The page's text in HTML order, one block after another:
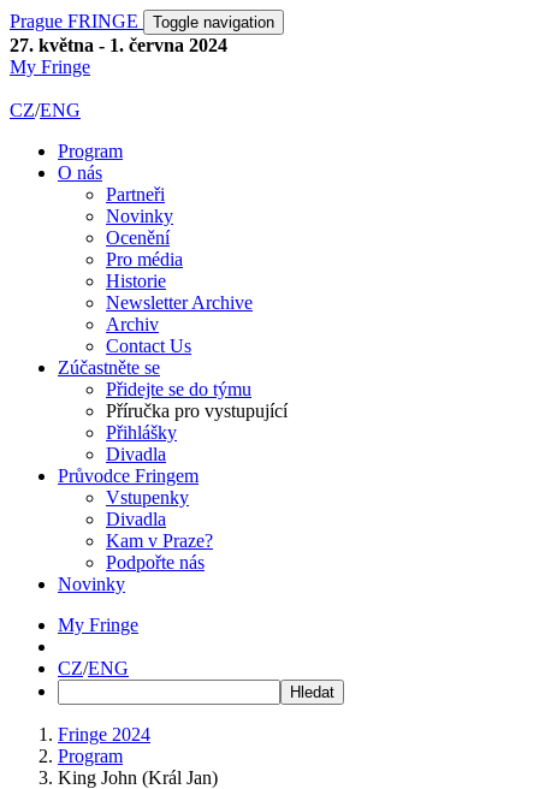
Prague FRINGE Toggle navigation
27. května - 1. června 2024
My Fringe
CZ/ENG
Program
O nás
Partneři
Novinky
Ocenění
Pro média
Historie
Newsletter Archive
Archiv
Contact Us
Zúčastněte se
Přidejte se do týmu
Příručka pro vystupující
Přihlášky
Divadla
Průvodce Fringem
Vstupenky
Divadla
Kam v Praze?
Podpořte nás
Novinky
My Fringe
CZ/ENG
Fringe 2024
Program
King John (Král Jan)